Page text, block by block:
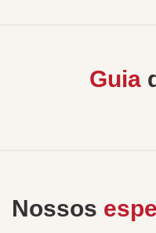
Guia
Nossos